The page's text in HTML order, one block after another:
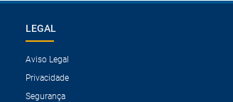
LEGAL
Aviso Legal
Privacidade
Segurança